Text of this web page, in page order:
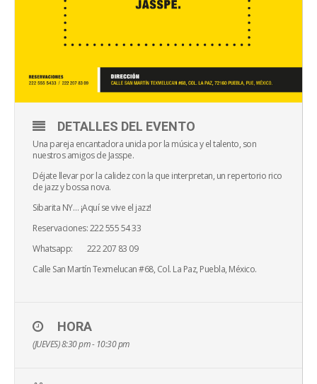
DETALLES DEL EVENTO
Una pareja encantadora unida por la música y el talento, son
nuestros amigos de Jasspe.
Déjate llevar por la calidez con la que interpretan, un repertorio rico
de jazz y bossa nova.
Sibarita NY… ¡Aquí se vive el jazz!
Reservaciones: 222 555 54 33
Whatsapp: 222 207 83 09
Calle San Martín Texmelucan #68, Col. La Paz, Puebla, México.
HORA
(JUEVES) 8:30 pm - 10:30 pm